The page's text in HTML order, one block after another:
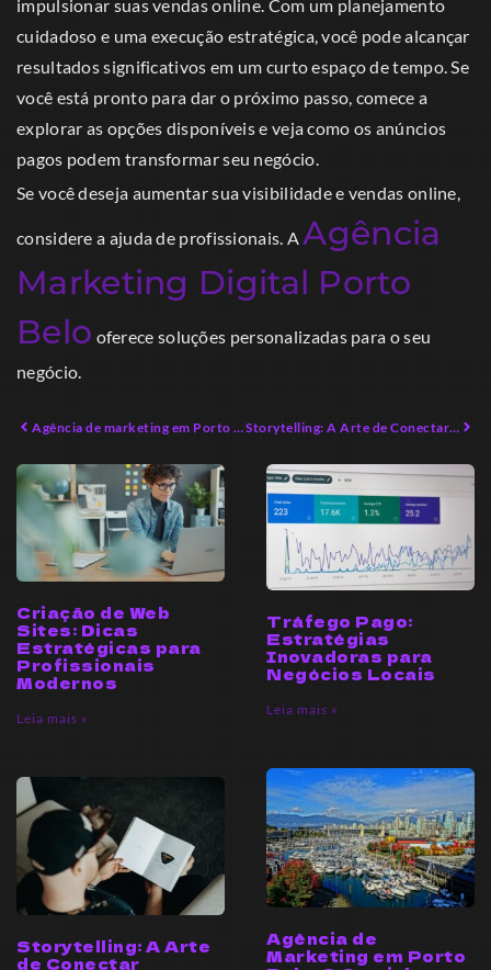
impulsionar suas vendas online. Com um planejamento
cuidadoso e uma execução estratégica, você pode alcançar
resultados significativos em um curto espaço de tempo. Se
você está pronto para dar o próximo passo, comece a
explorar as opções disponíveis e veja como os anúncios
pagos podem transformar seu negócio.
Se você deseja aumentar sua visibilidade e vendas online,
considere a ajuda de profissionais. A Agência
Marketing Digital Porto
Belo oferece soluções personalizadas para o seu
negócio.
Agência de marketing em Porto Belo: Estratégias Inovadoras para 2026 Storytelling: A Arte de Conectar Marcas e Consumidores
Criação de Web
Sites: Dicas
Estratégicas para
Profissionais
Modernos
Leia mais »
Tráfego Pago:
Estratégias
Inovadoras para
Negócios Locais
Leia mais »
Storytelling: A Arte
de Conectar
Agência de
Marketing em Porto